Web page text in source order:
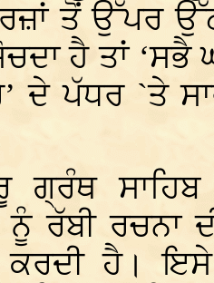
ਤੋਂ ਉੱਪਰ
ਹੈ ਤਾਂ ‘ਸਭੈ
ਦੇ ਪੱਧਰ `ਤੇ
ਗ੍ਰੰਥ ਸਾਹਿਬ
ਰੱਬੀ ਰਚਨਾ
ਕਰਦੀ ਹੈ।